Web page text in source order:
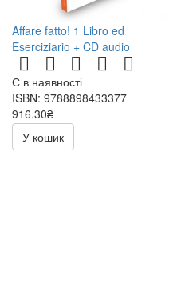
Affare fatto! 1 Libro ed
Eserciziario + CD audio
Є в наявності
ISBN: 9788898433377
916.30₴
1078.00₴
У кошик